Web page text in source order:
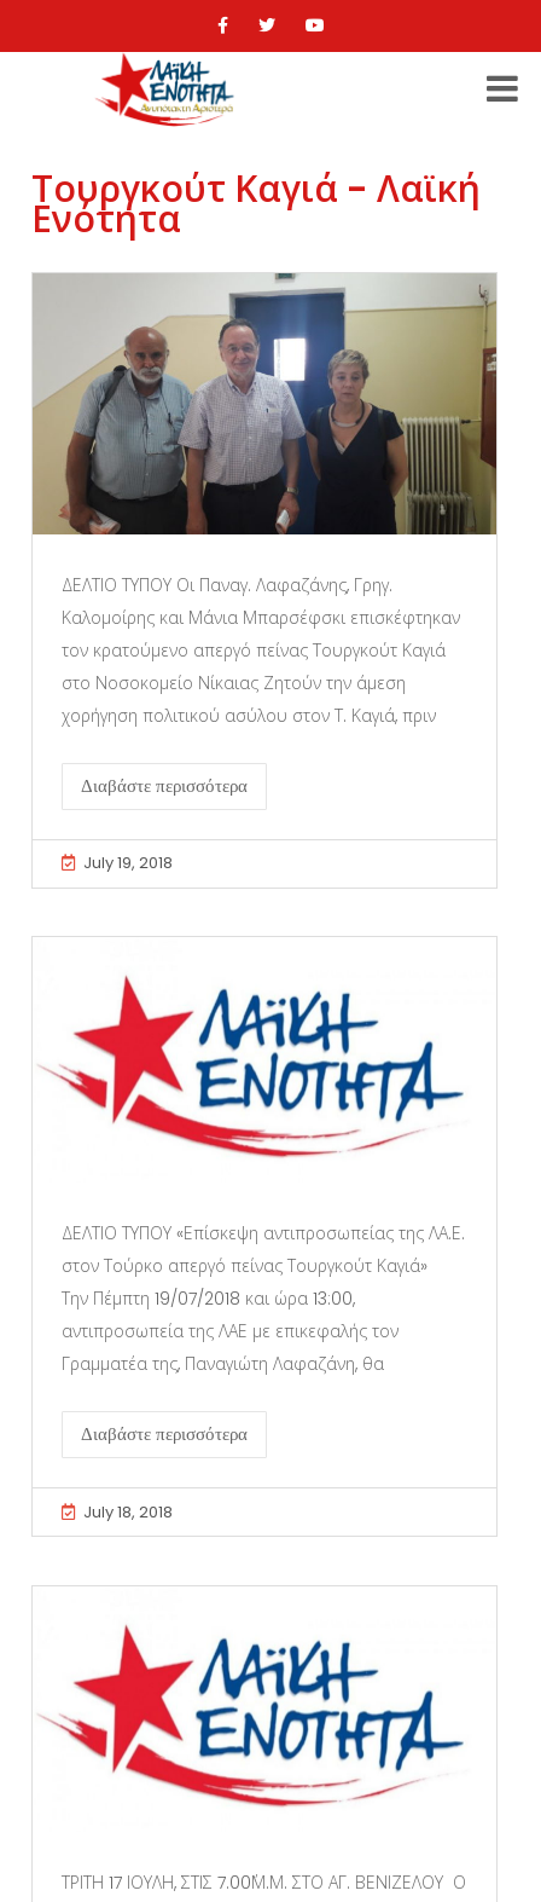
Τουργκούτ Καγιά - Λαϊκή
Ενότητα
ΔΕΛΤΙΟ ΤΥΠΟΥ Οι Παναγ. Λαφαζάνης, Γρηγ.
Καλομοίρης και Μάνια Μπαρσέφσκι επισκέφτηκαν
τον κρατούμενο απεργό πείνας Τουργκούτ Καγιά
στο Νοσοκομείο Νίκαιας Ζητούν την άμεση
χορήγηση πολιτικού ασύλου στον Τ. Καγιά, πριν
Διαβάστε περισσότερα
July 19, 2018
ΔΕΛΤΙΟ ΤΥΠΟΥ «Επίσκεψη αντιπροσωπείας της ΛΑ.Ε.
στον Τούρκο απεργό πείνας Τουργκούτ Καγιά»
Την Πέμπτη 19/07/2018 και ώρα 13:00,
αντιπροσωπεία της ΛΑΕ με επικεφαλής τον
Γραμματέα της, Παναγιώτη Λαφαζάνη, θα
Διαβάστε περισσότερα
July 18, 2018
ΤΡΙΤΗ 17 ΙΟΥΛΗ, ΣΤΙΣ 7.00΄Μ.Μ. ΣΤΟ ΑΓ. ΒΕΝΙΖΕΛΟΥ Ο